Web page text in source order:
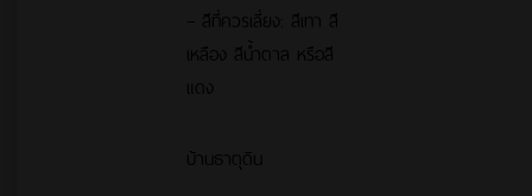
– สีที่ควรเลี่ยง: สีเทา สี
เหลือง สีน้ำตาล หรือสี
แดง
บ้านธาตุดิน